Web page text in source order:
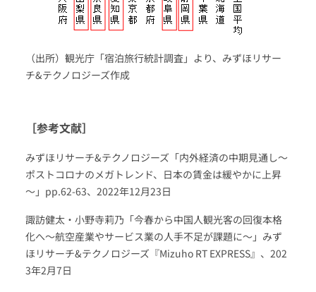
（出所）観光庁「宿泊旅行統計調査」より、みずほリサー
チ&テクノロジーズ作成
［参考文献］
みずほリサーチ&テクノロジーズ「内外経済の中期見通し～
ポストコロナのメガトレンド、日本の賃金は緩やかに上昇
～」pp.62-63、2022年12月23日
諏訪健太・小野寺莉乃「今春から中国人観光客の回復本格
化へ～航空産業やサービス業の人手不足が課題に～」みず
ほリサーチ&テクノロジーズ『Mizuho RT EXPRESS』、202
3年2月7日